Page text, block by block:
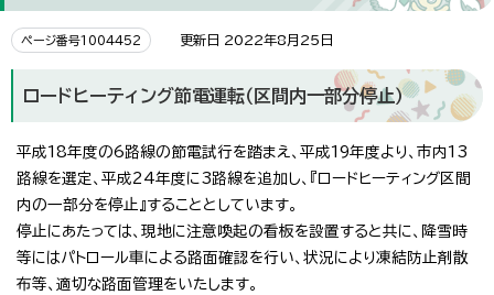
ページ番号1004452 更新日 2022年8月25日
ロードヒーティング節電運転（区間内一部分停止）
平成18年度の6路線の節電試行を踏まえ、平成19年度より、市内13
路線を選定、平成24年度に3路線を追加し、『ロードヒーティング区間
内の一部分を停止』することとしています。
停止にあたっては、現地に注意喚起の看板を設置すると共に、降雪時
等にはパトロール車による路面確認を行い、状況により凍結防止剤散
布等、適切な路面管理をいたします。